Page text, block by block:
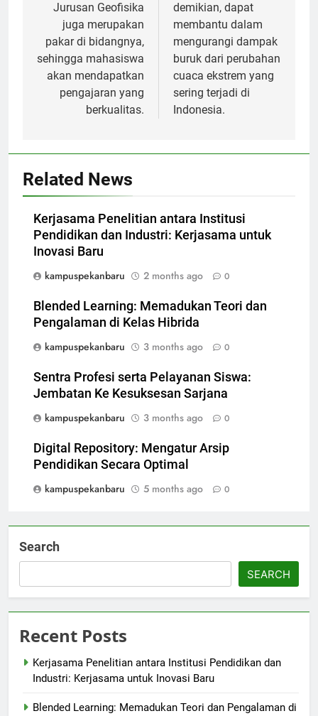
Jurusan Geofisika
juga merupakan
pakar di bidangnya,
sehingga mahasiswa
akan mendapatkan
pengajaran yang
berkualitas.
demikian, dapat
membantu dalam
mengurangi dampak
buruk dari perubahan
cuaca ekstrem yang
sering terjadi di
Indonesia.
Related News
Kerjasama Penelitian antara Institusi
Pendidikan dan Industri: Kerjasama untuk
Inovasi Baru
kampuspekanbaru
2 months ago 0
Blended Learning: Memadukan Teori dan
Pengalaman di Kelas Hibrida
kampuspekanbaru
3 months ago 0
Sentra Profesi serta Pelayanan Siswa:
Jembatan Ke Kesuksesan Sarjana
kampuspekanbaru
3 months ago 0
Digital Repository: Mengatur Arsip
Pendidikan Secara Optimal
kampuspekanbaru
5 months ago 0
Search
SEARCH
Recent Posts
Kerjasama Penelitian antara Institusi Pendidikan dan
Industri: Kerjasama untuk Inovasi Baru
Blended Learning: Memadukan Teori dan Pengalaman di